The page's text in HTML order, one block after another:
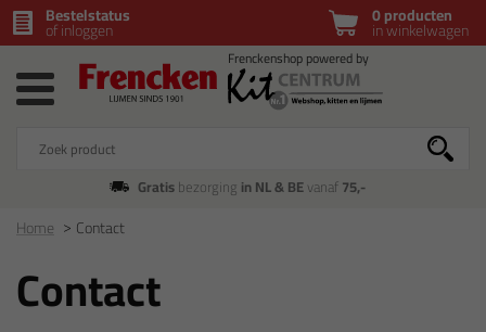
0 producten
in winkelwagen
Bestelstatus
of inloggen
Gratisbezorging in NL & BEvanaf75,-
Home Contact
Contact